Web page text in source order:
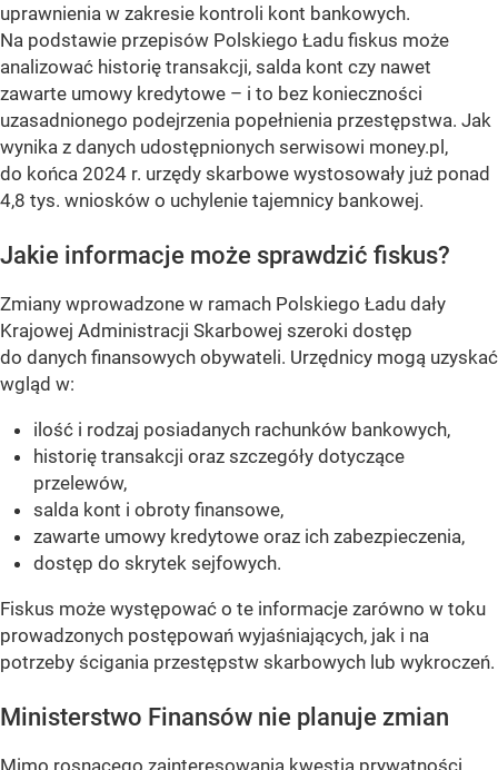
uprawnienia w zakresie kontroli kont bankowych.
Na podstawie przepisów Polskiego Ładu fiskus może
analizować historię transakcji, salda kont czy nawet
zawarte umowy kredytowe – i to bez konieczności
uzasadnionego podejrzenia popełnienia przestępstwa. Jak
wynika z danych udostępnionych serwisowi money.pl,
do końca 2024 r. urzędy skarbowe wystosowały już ponad
4,8 tys. wniosków o uchylenie tajemnicy bankowej.
Jakie informacje może sprawdzić fiskus?
Zmiany wprowadzone w ramach Polskiego Ładu dały
Krajowej Administracji Skarbowej szeroki dostęp
do danych finansowych obywateli. Urzędnicy mogą uzyskać
wgląd w:
ilość i rodzaj posiadanych rachunków bankowych,
historię transakcji oraz szczegóły dotyczące
przelewów,
salda kont i obroty finansowe,
zawarte umowy kredytowe oraz ich zabezpieczenia,
dostęp do skrytek sejfowych.
Fiskus może występować o te informacje zarówno w toku
prowadzonych postępowań wyjaśniających, jak i na
potrzeby ścigania przestępstw skarbowych lub wykroczeń.
Ministerstwo Finansów nie planuje zmian